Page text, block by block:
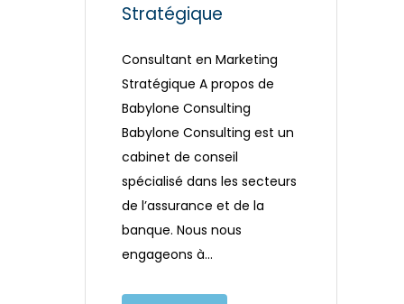
Stratégique
Consultant en Marketing
Stratégique A propos de
Babylone Consulting
Babylone Consulting est un
cabinet de conseil
spécialisé dans les secteurs
de l’assurance et de la
banque. Nous nous
engageons à…